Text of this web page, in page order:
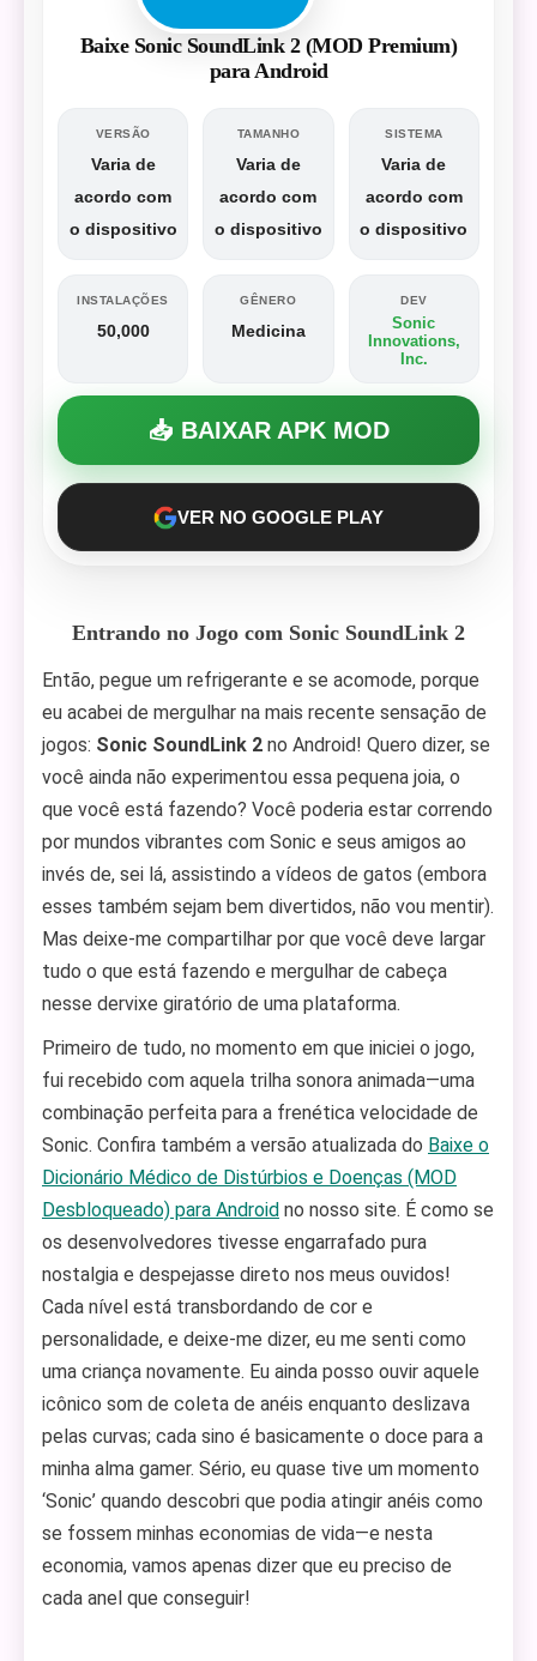
Baixe Sonic SoundLink 2 (MOD Premium)
para Android
VERSÃO
Varia de
acordo com
o dispositivo
TAMANHO
Varia de
acordo com
o dispositivo
SISTEMA
Varia de
acordo com
o dispositivo
INSTALAÇÕES
50,000
GÊNERO
Medicina
DEV
Sonic
Innovations,
Inc.
📥 BAIXAR APK MOD
VER NO GOOGLE PLAY
Entrando no Jogo com Sonic SoundLink 2
Então, pegue um refrigerante e se acomode, porque
eu acabei de mergulhar na mais recente sensação de
jogos: Sonic SoundLink 2 no Android! Quero dizer, se
você ainda não experimentou essa pequena joia, o
que você está fazendo? Você poderia estar correndo
por mundos vibrantes com Sonic e seus amigos ao
invés de, sei lá, assistindo a vídeos de gatos (embora
esses também sejam bem divertidos, não vou mentir).
Mas deixe-me compartilhar por que você deve largar
tudo o que está fazendo e mergulhar de cabeça
nesse dervixe giratório de uma plataforma.
Primeiro de tudo, no momento em que iniciei o jogo,
fui recebido com aquela trilha sonora animada—uma
combinação perfeita para a frenética velocidade de
Sonic. Confira também a versão atualizada do Baixe o
Dicionário Médico de Distúrbios e Doenças (MOD
Desbloqueado) para Android no nosso site. É como se
os desenvolvedores tivesse engarrafado pura
nostalgia e despejasse direto nos meus ouvidos!
Cada nível está transbordando de cor e
personalidade, e deixe-me dizer, eu me senti como
uma criança novamente. Eu ainda posso ouvir aquele
icônico som de coleta de anéis enquanto deslizava
pelas curvas; cada sino é basicamente o doce para a
minha alma gamer. Sério, eu quase tive um momento
‘Sonic’ quando descobri que podia atingir anéis como
se fossem minhas economias de vida—e nesta
economia, vamos apenas dizer que eu preciso de
cada anel que conseguir!